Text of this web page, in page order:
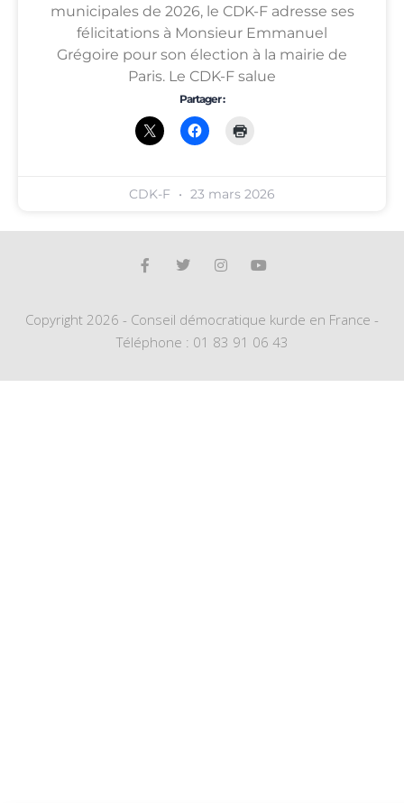
municipales de 2026, le CDK-F adresse ses
félicitations à Monsieur Emmanuel
Grégoire pour son élection à la mairie de
Paris. Le CDK-F salue
Partager :
CDK-F 23 mars 2026
Copyright 2026 - Conseil démocratique kurde en France -
Téléphone : 01 83 91 06 43